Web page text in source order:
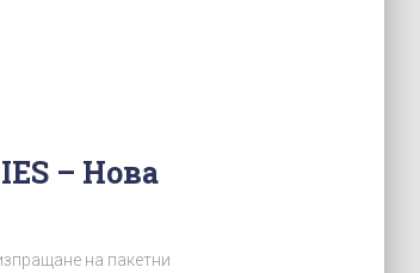
– Нова
на пакетни